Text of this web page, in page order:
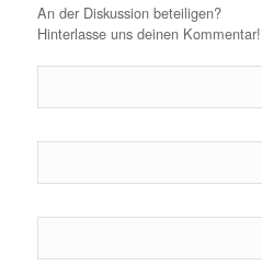
An der Diskussion beteiligen?
Hinterlasse uns deinen Kommentar!